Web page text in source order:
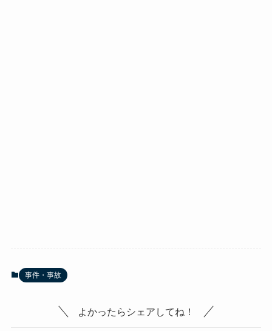
事件・事故
よかったらシェアしてね！